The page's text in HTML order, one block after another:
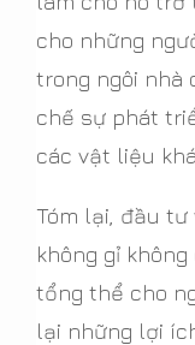
cho những
trong ngôi nhà
chế sự phát
các vật liệu
Tóm lại, đầu
không gỉ
tổng thể cho
lại những lợi